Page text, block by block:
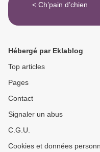
< Ch’pain d’chien
Hébergé par Eklablog
Top articles
Pages
Contact
Signaler un abus
C.G.U.
Cookies et données